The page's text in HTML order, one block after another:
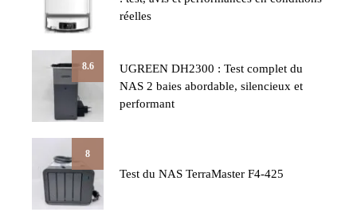
réelles
8.6
UGREEN DH2300 : Test complet du
NAS 2 baies abordable, silencieux et
performant
8
Test du NAS TerraMaster F4-425